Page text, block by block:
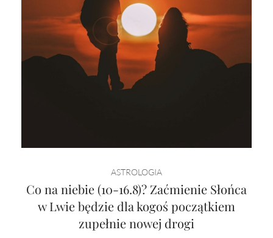
ASTROLOGIA
Co na niebie (10-16.8)? Zaćmienie Słońca
w Lwie będzie dla kogoś początkiem
zupełnie nowej drogi